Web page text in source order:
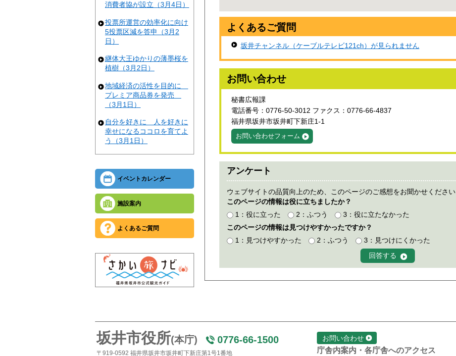
消費者協が設立（3月4日）
投票所運営の効率化に向け
5投票区減を答申（3月2
日）
継体大王ゆかりの薄墨桜を
植樹（3月2日）
地域経済の活性を目的に
プレミア商品券を発売
（3月1日）
自分を好きに 人を好きに
幸せになるココロを育てよ
う（3月1日）
イベントカレンダー
施設案内
よくあるご質問
よくあるご質問
坂井チャンネル（ケーブルテレビ121ch）が見られません
お問い合わせ
秘書広報課
電話番号：0776-50-3012 ファクス：0776-66-4837
福井県坂井市坂井町下新庄1-1
お問い合わせフォーム
アンケート
ウェブサイトの品質向上のため、このページのご感想をお聞かせください
このページの情報は役に立ちましたか？
1：役に立った
2：ふつう
3：役に立たなかった
このページの情報は見つけやすかったですか？
1：見つけやすかった
2：ふつう 3：見つけにくかった
坂井市役所(本庁) 0776-66-1500
〒919-0592 福井県坂井市坂井町下新庄第1号1番地
お問い合わせ
庁舎内案内・各庁舎へのアクセス